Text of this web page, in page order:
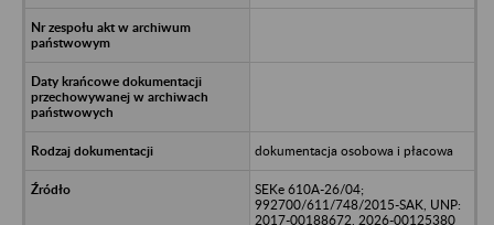
dokumentacja osobowa i płacowa
SEKe 610A-26/04;
992700/611/748/2015-SAK, UNP:
2017-00188672, 2026-00125380